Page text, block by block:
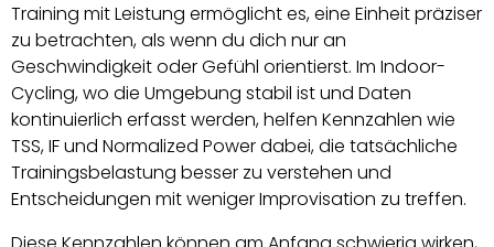
Training mit Leistung ermöglicht es, eine Einheit präziser
zu betrachten, als wenn du dich nur an
Geschwindigkeit oder Gefühl orientierst. Im Indoor-
Cycling, wo die Umgebung stabil ist und Daten
kontinuierlich erfasst werden, helfen Kennzahlen wie
TSS, IF und Normalized Power dabei, die tatsächliche
Trainingsbelastung besser zu verstehen und
Entscheidungen mit weniger Improvisation zu treffen.